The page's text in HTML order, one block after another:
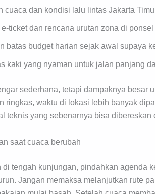
cuaca dan kondisi lalu lintas Jakarta
ticket dan rencana urutan zona di
batas budget harian sejak awal supaya
kaki yang nyaman untuk jalan panjang
sederhana, tetapi dampaknya besar
ringkas, waktu di lokasi lebih banyak
teknis yang sebenarnya bisa dibereskan
saat cuaca berubah
di tengah kunjungan, pindahkan agenda
Jangan memaksa melanjutkan rute